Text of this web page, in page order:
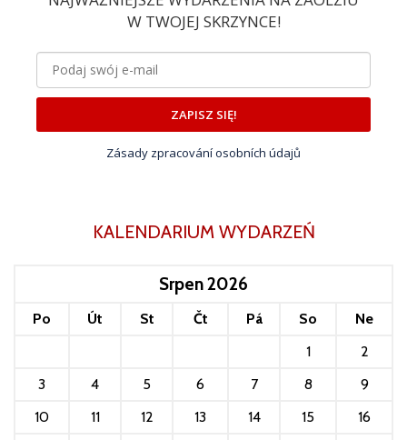
W TWOJEJ SKRZYNCE!
ZAPISZ SIĘ!
Zásady zpracování osobních údajů
KALENDARIUM WYDARZEŃ
Srpen 2026
Po Út St Čt Pá So
Ne
1
2
3
4 5 6 7 8
9
10
11 12 13 14 15
16